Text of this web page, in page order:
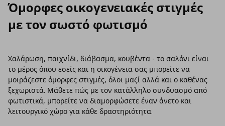
Όμορφες οικογενειακές στιγμές
με τον σωστό φωτισμό
Χαλάρωση, παιχνίδι, διάβασμα, κουβέντα - το σαλόνι είναι
το μέρος όπου εσείς και η οικογένεια σας μπορείτε να
μοιράζεστε όμορφες στιγμές, όλοι μαζί αλλά και ο καθένας
ξεχωριστά. Μάθετε πώς με τον κατάλληλο συνδυασμό από
φωτιστικά, μπορείτε να διαμορφώσετε έναν άνετο και
λειτουργικό χώρο για κάθε δραστηριότητα.